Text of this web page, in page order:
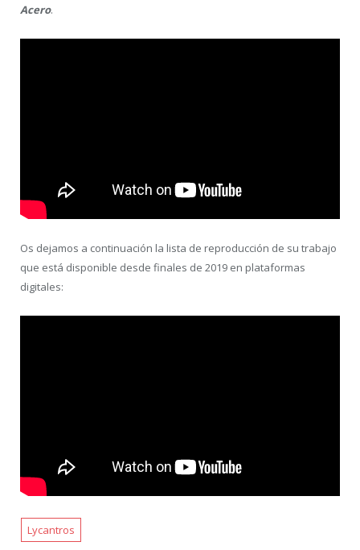
Acero.
Os dejamos a continuación la lista de reproducción de su trabajo
que está disponible desde finales de 2019 en plataformas
digitales:
Lycantros